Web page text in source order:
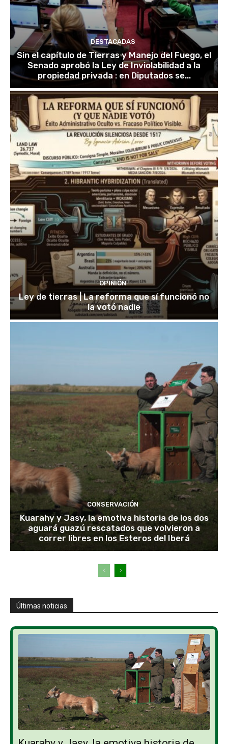
DESTACADAS
Sin el capítulo de Tierras y Manejo del Fuego, el
Senado aprobó la Ley de Inviolabilidad a la
propiedad privada : en Diputados se...
OPINIÓN
Ley de tierras | La reforma que sí funcionó no
la votó nadie
CONSERVACIÓN
Kuarahy y Jasy, la emotiva historia de los dos
aguará guazú rescatados que volvieron a
correr libres en los Esteros del Iberá
Últimas noticias